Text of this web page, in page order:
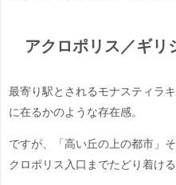
アクロポリス／ギリ
最寄り駅とされるモナスティラ
に在るかのような存在感。
ですが、「高い丘の上の都市」
クロポリス入口までたどり着け